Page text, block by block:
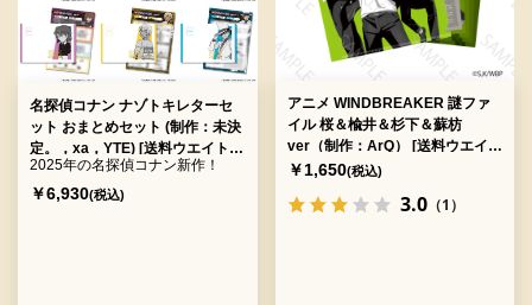
名探偵コナン ナゾトキレターセ
ット おまとめセット (制作：未決
定。，xa，YTE) [送料ウエイト：
18]
2025年の名探偵コナン新作！
￥6,930(税込)
アニメ WINDBREAKER 謎ファ
イル 桜＆楡井＆杉下＆蘇枋
ver（制作：ArQ） [送料ウエイ
ト：4]
￥1,650(税込)
3.0（1）